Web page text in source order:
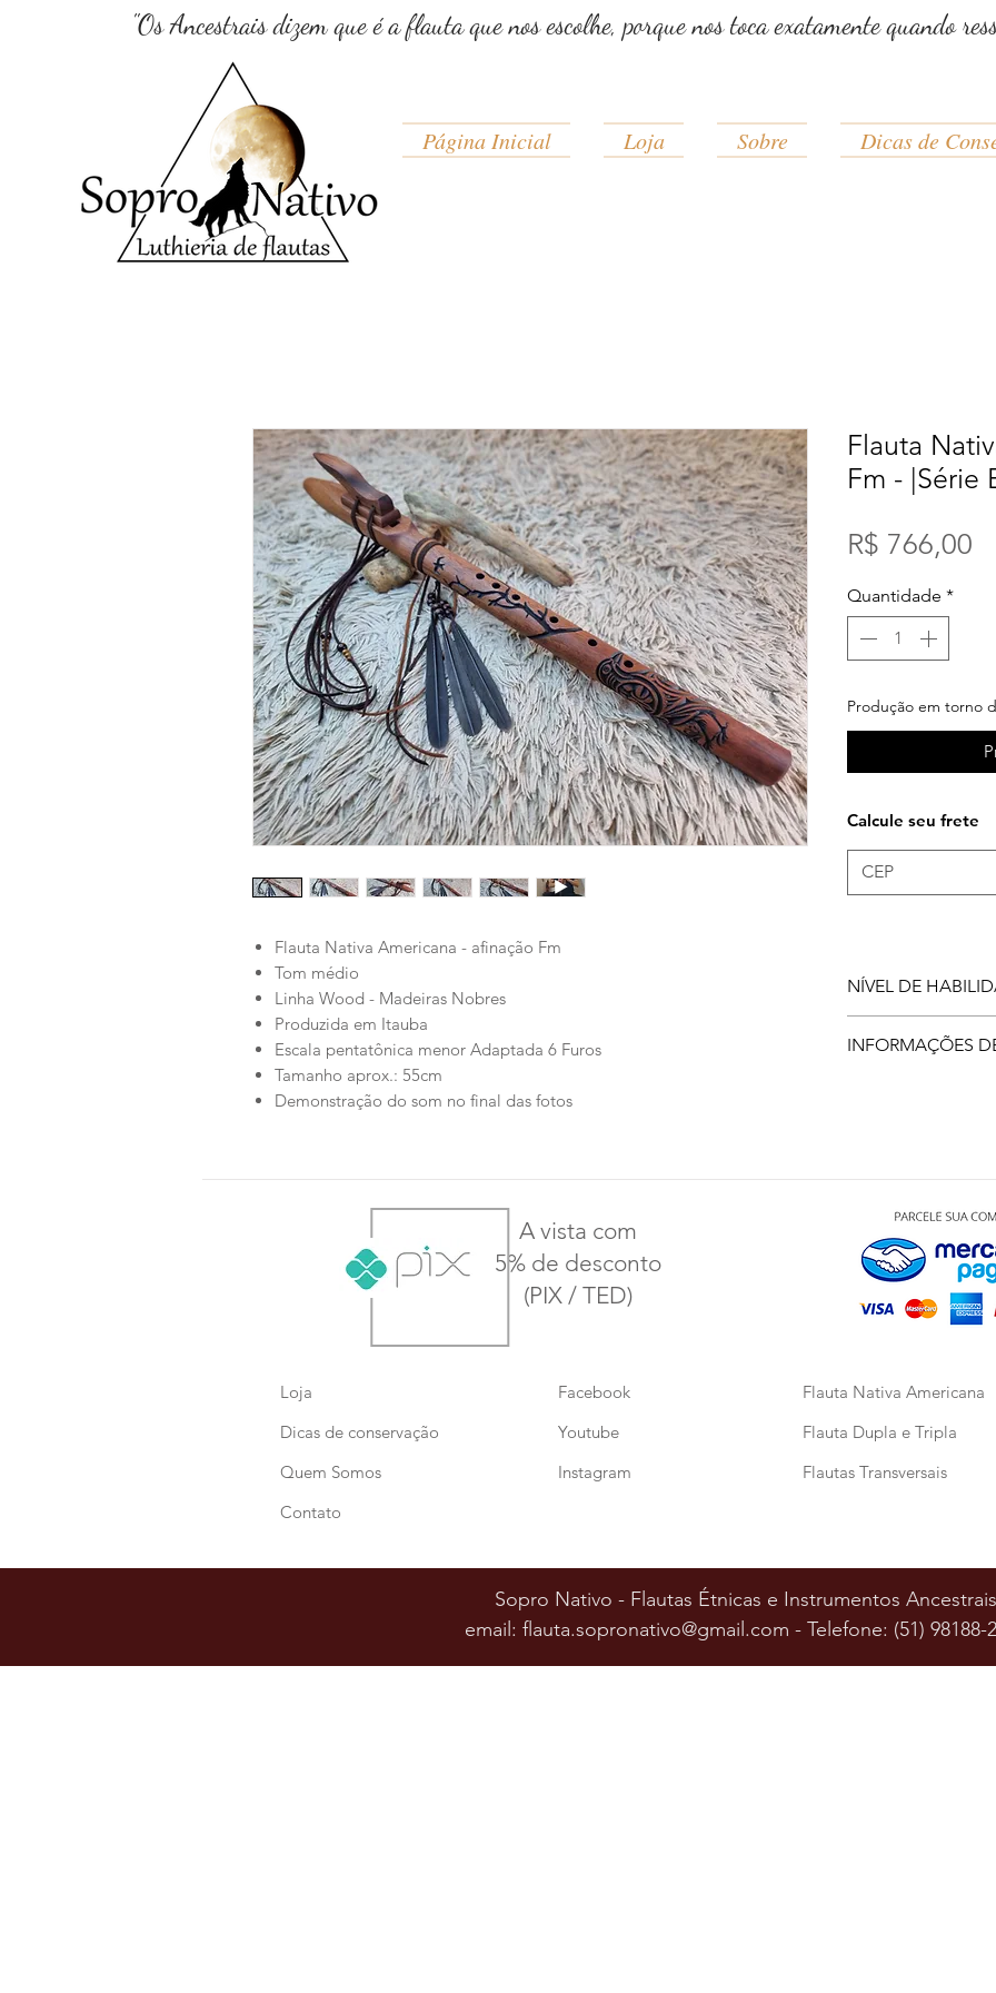
"Os Ancestrais dizem que é a flauta que nos escolhe, porque nos toca exatamente quando
Página Inicial Loja Sobre Dicas de
Flauta Nativa Americana - afinação Fm
Tom médio
Linha Wood - Madeiras Nobres
Produzida em Itauba
Escala pentatônica menor Adaptada 6 Furos
Tamanho aprox.: 55cm
Demonstração do som no final das fotos
Flauta
Fm - |Série
R$ 766,00
Quantidade *
Produção em torno
Calcule seu frete
NÍVEL DE
mais faceis de
INFORMAÇÕES
o
Entrega 100%
A vista com
5% de desconto
(PIX / TED)
Loja
Dicas de conservação
Quem Somos
Contato
Facebook
Youtube
Instagram
Flauta Nativa Americana
Flauta Dupla e Tripla
Flautas Transversais
Sopro Nativo - Flautas Étnicas e Instrumentos Ancestrais
email: flauta.sopronativo@gmail.com - Telefone: (51) 98188-